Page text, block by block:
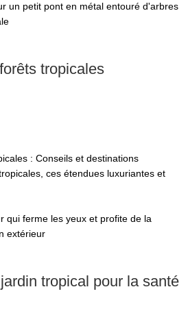
tropicales
: Conseils et destinations
ces étendues luxuriantes et
tropical pour la santé